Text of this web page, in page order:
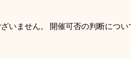
ません。 開催可否の判断につい